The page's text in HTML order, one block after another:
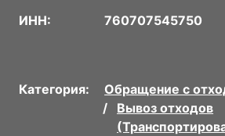
ИНН: 760707545750
Категория:
Обращение с
Вывоз отходов